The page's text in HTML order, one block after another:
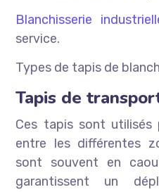
Blanchisserie
service.
Types de tapis de
Tapis de
Ces tapis sont utilisés
entre les différentes
sont souvent en
garantissent un